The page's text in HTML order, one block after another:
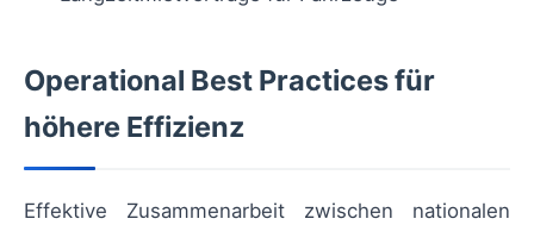
Operational Best Practices für
höhere Effizienz
Effektive Zusammenarbeit zwischen nationalen